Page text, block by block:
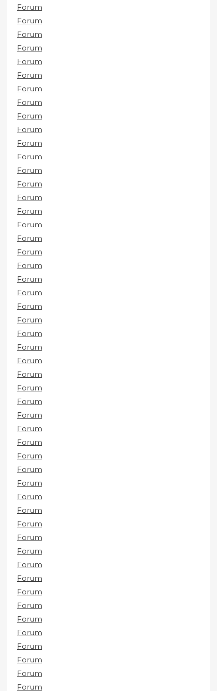
Forum
Forum
Forum
Forum
Forum
Forum
Forum
Forum
Forum
Forum
Forum
Forum
Forum
Forum
Forum
Forum
Forum
Forum
Forum
Forum
Forum
Forum
Forum
Forum
Forum
Forum
Forum
Forum
Forum
Forum
Forum
Forum
Forum
Forum
Forum
Forum
Forum
Forum
Forum
Forum
Forum
Forum
Forum
Forum
Forum
Forum
Forum
Forum
Forum
Forum
Forum